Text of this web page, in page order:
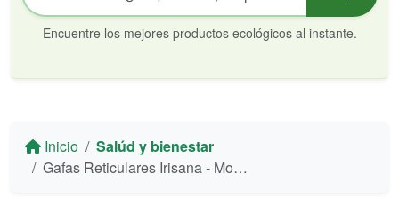
Encuentre los mejores productos ecológicos al instante.
Inicio
Salúd y bienestar
Gafas Reticulares Irisana - Modelo de Pasta